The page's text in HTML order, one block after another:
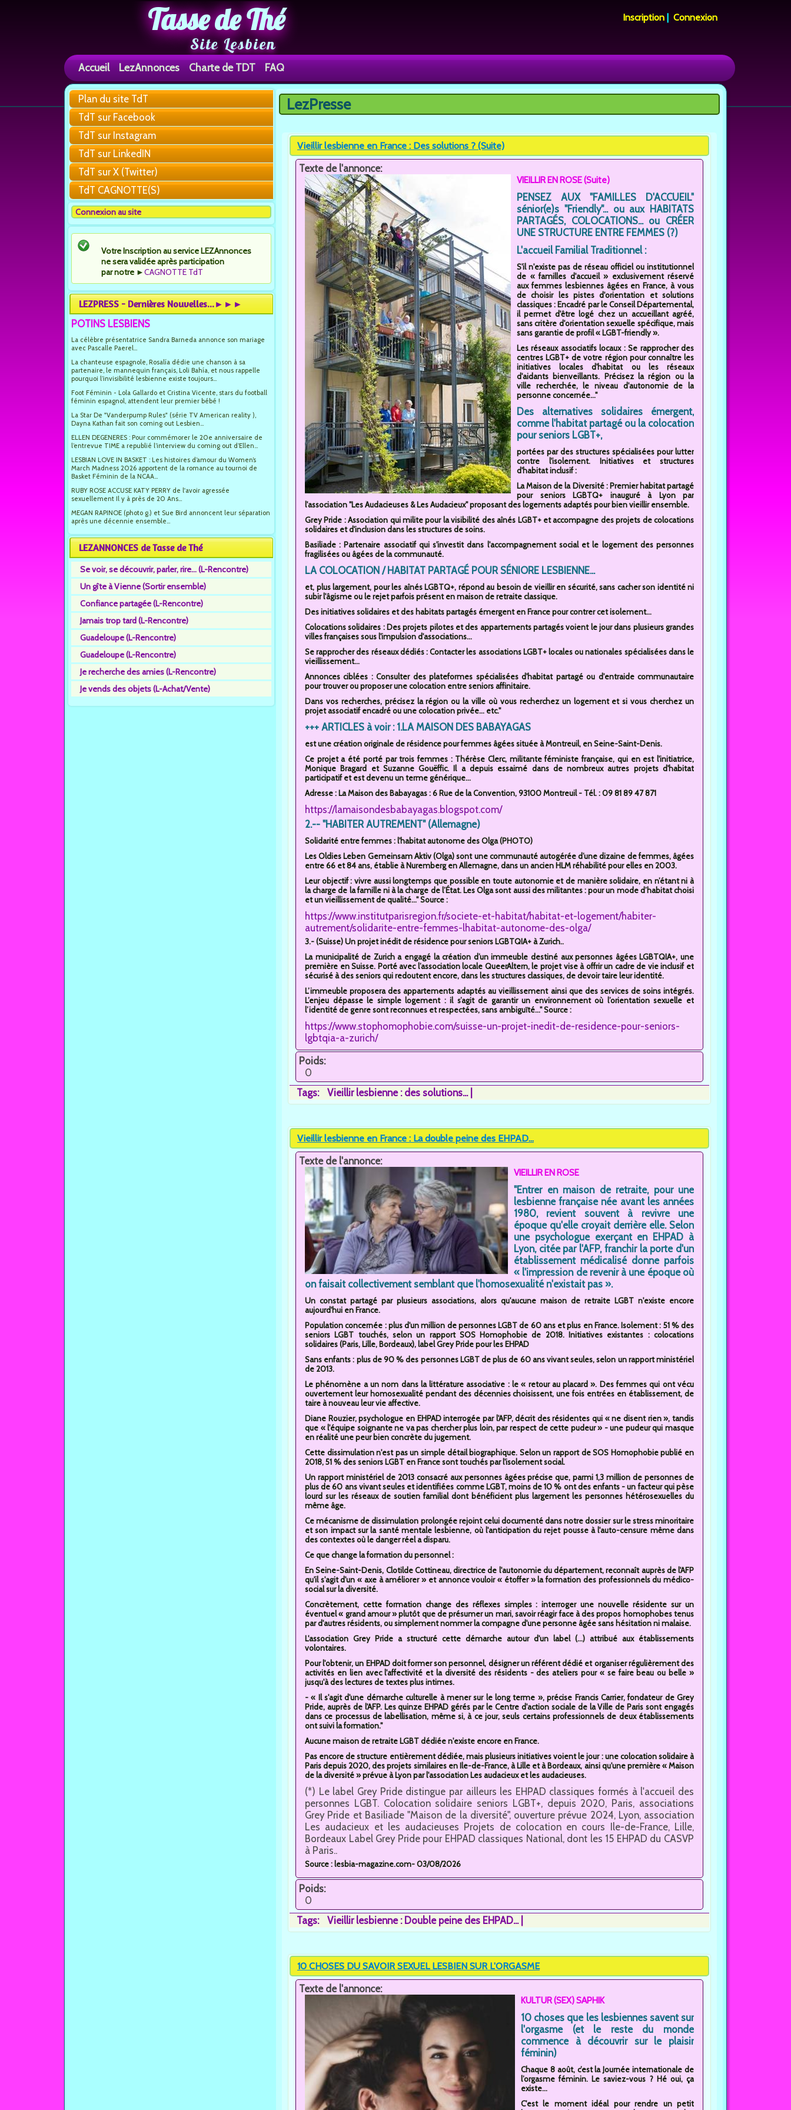
Tasse de Thé
Site Lesbien
Inscription |Connexion
Accueil LezAnnonces Charte de TDT FAQ
Plan du site TdT
TdT sur Facebook
TdT sur Instagram
TdT sur LinkedIN
TdT sur X (Twitter)
TdT CAGNOTTE(S)
Connexion au site
Votre Inscription au service LEZAnnonces
ne sera validée après participation
par notre ►CAGNOTTE TdT
LEZPRESS - Dernières Nouvelles...►►►
POTINS LESBIENS
La célèbre présentatrice Sandra Barneda annonce son mariage
avec Pascalle Paerel...
La chanteuse espagnole, Rosalía dédie une chanson à sa
partenaire, le mannequin français, Loli Bahía, et nous rappelle
pourquoi l’invisibilité lesbienne existe toujours...
Foot Féminin - Lola Gallardo et Cristina Vicente, stars du football
féminin espagnol, attendent leur premier bébé !
La Star De "Vanderpump Rules" (série TV American reality ),
Dayna Kathan fait son coming out Lesbien...
ELLEN DEGENERES : Pour commémorer le 20e anniversaire de
l’entrevue TIME a republié l’interview du coming out d’Ellen...
LESBIAN LOVE IN BASKET : Les histoires d’amour du Women’s
March Madness 2026 apportent de la romance au tournoi de
Basket Féminin de la NCAA...
RUBY ROSE ACCUSE KATY PERRY de l'avoir agressée
sexuellement Il y à près de 20 Ans...
MEGAN RAPINOE (photo g.) et Sue Bird annoncent leur séparation
après une décennie ensemble...
LEZANNONCES de Tasse de Thé
Se voir, se découvrir, parler, rire... (L-Rencontre)
Un gîte à Vienne (Sortir ensemble)
Confiance partagée (L-Rencontre)
Jamais trop tard (L-Rencontre)
Guadeloupe (L-Rencontre)
Guadeloupe (L-Rencontre)
Je recherche des amies (L-Rencontre)
Je vends des objets (L-Achat/Vente)
Vous êtes ici
LezPresse
Vieillir lesbienne en France : Des solutions ? (Suite)
Texte de l'annonce:
VIEILLIR EN ROSE (Suite)
PENSEZ AUX "FAMILLES D'ACCUEIL"
sénior(e)s "Friendly"... ou aux HABITATS
PARTAGÉS, COLOCATIONS... ou CRÉER
UNE STRUCTURE ENTRE FEMMES (?)
L'accueil Familial Traditionnel :
S'il n'existe pas de réseau officiel ou institutionnel
de « familles d'accueil » exclusivement réservé
aux femmes lesbiennes âgées en France, à vous
de choisir les pistes d'orientation et solutions
classiques : Encadré par le Conseil Départemental,
il permet d'être logé chez un accueillant agréé,
sans critère d'orientation sexuelle spécifique, mais
sans garantie de profil « LGBT-friendly ».
Les réseaux associatifs locaux : Se rapprocher des
centres LGBT+ de votre région pour connaître les
initiatives locales d'habitat ou les réseaux
d'aidants bienveillants. Précisez la région ou la
ville recherchée, le niveau d'autonomie de la
personne concernée..."
Des alternatives solidaires émergent,
comme l'habitat partagé ou la colocation
pour seniors LGBT+,
portées par des structures spécialisées pour lutter
contre l'isolement. Initiatives et structures
d'habitat inclusif :
La Maison de la Diversité : Premier habitat partagé
pour seniors LGBTQ+ inauguré à Lyon par
l'association "Les Audacieuses & Les Audacieux" proposant des logements adaptés pour bien vieillir ensemble.
Grey Pride : Association qui milite pour la visibilité des aînés LGBT+ et accompagne des projets de colocations
solidaires et d'inclusion dans les structures de soins.
Basiliade : Partenaire associatif qui s'investit dans l'accompagnement social et le logement des personnes
fragilisées ou âgées de la communauté.
LA COLOCATION / HABITAT PARTAGÉ POUR SÉNIORE LESBIENNE...
et, plus largement, pour les aînés LGBTQ+, répond au besoin de vieillir en sécurité, sans cacher son identité ni
subir l'âgisme ou le rejet parfois présent en maison de retraite classique.
Des initiatives solidaires et des habitats partagés émergent en France pour contrer cet isolement...
Colocations solidaires : Des projets pilotes et des appartements partagés voient le jour dans plusieurs grandes
villes françaises sous l'impulsion d'associations...
Se rapprocher des réseaux dédiés : Contacter les associations LGBT+ locales ou nationales spécialisées dans le
vieillissement...
Annonces ciblées : Consulter des plateformes spécialisées d'habitat partagé ou d'entraide communautaire
pour trouver ou proposer une colocation entre seniors affinitaire.
Dans vos recherches, précisez la région ou la ville où vous recherchez un logement et si vous cherchez un
projet associatif encadré ou une colocation privée... etc."
+++ ARTICLES à voir : 1.LA MAISON DES BABAYAGAS
est une création originale de résidence pour femmes âgées située à Montreuil, en Seine-Saint-Denis.
Ce projet a été porté par trois femmes : Thérèse Clerc, militante féministe française, qui en est l'initiatrice,
Monique Bragard et Suzanne Gouëffic. Il a depuis essaimé dans de nombreux autres projets d'habitat
participatif et est devenu un terme générique...
Adresse : La Maison des Babayagas : 6 Rue de la Convention, 93100 Montreuil - Tél. : 09 81 89 47 871
https://lamaisondesbabayagas.blogspot.com/
2.-- "HABITER AUTREMENT" (Allemagne)
Solidarité entre femmes : l'habitat autonome des Olga (PHOTO)
Les Oldies Leben Gemeinsam Aktiv (Olga) sont une communauté autogérée d’une dizaine de femmes, âgées
entre 66 et 84 ans, établie à Nuremberg en Allemagne, dans un ancien HLM réhabilité pour elles en 2003.
Leur objectif : vivre aussi longtemps que possible en toute autonomie et de manière solidaire, en n’étant ni à
la charge de la famille ni à la charge de l’État. Les Olga sont aussi des militantes : pour un mode d’habitat choisi
et un vieillissement de qualité..." Source :
https://www.institutparisregion.fr/societe-et-habitat/habitat-et-logement/habiter-
autrement/solidarite-entre-femmes-lhabitat-autonome-des-olga/
3.- (Suisse) Un projet inédit de résidence pour seniors LGBTQIA+ à Zurich..
La municipalité de Zurich a engagé la création d’un immeuble destiné aux personnes âgées LGBTQIA+, une
première en Suisse. Porté avec l’association locale QueerAltern, le projet vise à offrir un cadre de vie inclusif et
sécurisé à des seniors qui redoutent encore, dans les structures classiques, de devoir taire leur identité.
L’immeuble proposera des appartements adaptés au vieillissement ainsi que des services de soins intégrés.
L’enjeu dépasse le simple logement : il s’agit de garantir un environnement où l’orientation sexuelle et
l’identité de genre sont reconnues et respectées, sans ambiguïté..." Source :
https://www.stophomophobie.com/suisse-un-projet-inedit-de-residence-pour-seniors-
lgbtqia-a-zurich/
Poids:
0
Tags:
Vieillir lesbienne : des solutions...
Vieillir lesbienne en France : La double peine des EHPAD...
Texte de l'annonce:
VIEILLIR EN ROSE
"Entrer en maison de retraite, pour une
lesbienne française née avant les années
1980, revient souvent à revivre une
époque qu'elle croyait derrière elle. Selon
une psychologue exerçant en EHPAD à
Lyon, citée par l'AFP, franchir la porte d'un
établissement médicalisé donne parfois
« l'impression de revenir à une époque où
on faisait collectivement semblant que l'homosexualité n'existait pas ».
Un constat partagé par plusieurs associations, alors qu'aucune maison de retraite LGBT n'existe encore
aujourd'hui en France.
Population concernée : plus d'un million de personnes LGBT de 60 ans et plus en France. Isolement : 51 % des
seniors LGBT touchés, selon un rapport SOS Homophobie de 2018. Initiatives existantes : colocations
solidaires (Paris, Lille, Bordeaux), label Grey Pride pour les EHPAD
Sans enfants : plus de 90 % des personnes LGBT de plus de 60 ans vivant seules, selon un rapport ministériel
de 2013.
Le phénomène a un nom dans la littérature associative : le « retour au placard ». Des femmes qui ont vécu
ouvertement leur homosexualité pendant des décennies choisissent, une fois entrées en établissement, de
taire à nouveau leur vie affective.
Diane Rouzier, psychologue en EHPAD interrogée par l'AFP, décrit des résidentes qui « ne disent rien », tandis
que « l'équipe soignante ne va pas chercher plus loin, par respect de cette pudeur » - une pudeur qui masque
en réalité une peur bien concrète du jugement.
Cette dissimulation n'est pas un simple détail biographique. Selon un rapport de SOS Homophobie publié en
2018, 51 % des seniors LGBT en France sont touchés par l'isolement social.
Un rapport ministériel de 2013 consacré aux personnes âgées précise que, parmi 1,3 million de personnes de
plus de 60 ans vivant seules et identifiées comme LGBT, moins de 10 % ont des enfants - un facteur qui pèse
lourd sur les réseaux de soutien familial dont bénéficient plus largement les personnes hétérosexuelles du
même âge.
Ce mécanisme de dissimulation prolongée rejoint celui documenté dans notre dossier sur le stress minoritaire
et son impact sur la santé mentale lesbienne, où l'anticipation du rejet pousse à l'auto-censure même dans
des contextes où le danger réel a disparu.
Ce que change la formation du personnel :
En Seine-Saint-Denis, Clotilde Cottineau, directrice de l'autonomie du département, reconnaît auprès de l'AFP
qu'il s'agit d'un « axe à améliorer » et annonce vouloir « étoffer » la formation des professionnels du médico-
social sur la diversité.
Concrètement, cette formation change des réflexes simples : interroger une nouvelle résidente sur un
éventuel « grand amour » plutôt que de présumer un mari, savoir réagir face à des propos homophobes tenus
par d'autres résidents, ou simplement nommer la compagne d'une personne âgée sans hésitation ni malaise.
L'association Grey Pride a structuré cette démarche autour d'un label (...) attribué aux établissements
volontaires.
Pour l'obtenir, un EHPAD doit former son personnel, désigner un référent dédié et organiser régulièrement des
activités en lien avec l'affectivité et la diversité des résidents - des ateliers pour « se faire beau ou belle »
jusqu'à des lectures de textes plus intimes.
- « Il s'agit d'une démarche culturelle à mener sur le long terme », précise Francis Carrier, fondateur de Grey
Pride, auprès de l'AFP. Les quinze EHPAD gérés par le Centre d'action sociale de la Ville de Paris sont engagés
dans ce processus de labellisation, même si, à ce jour, seuls certains professionnels de deux établissements
ont suivi la formation."
Aucune maison de retraite LGBT dédiée n'existe encore en France.
Pas encore de structure entièrement dédiée, mais plusieurs initiatives voient le jour : une colocation solidaire à
Paris depuis 2020, des projets similaires en Ile-de-France, à Lille et à Bordeaux, ainsi qu'une première « Maison
de la diversité » prévue à Lyon par l'association Les audacieux et les audacieuses.
(*) Le label Grey Pride distingue par ailleurs les EHPAD classiques formés à l'accueil des
personnes LGBT. Colocation solidaire seniors LGBT+, depuis 2020, Paris, associations
Grey Pride et Basiliade "Maison de la diversité", ouverture prévue 2024, Lyon, association
Les audacieux et les audacieuses Projets de colocation en cours Ile-de-France, Lille,
Bordeaux Label Grey Pride pour EHPAD classiques National, dont les 15 EHPAD du CASVP
à Paris..
Source : lesbia-magazine.com- 03/08/2026
Poids:
0
Tags:
Vieillir lesbienne : Double peine des EHPAD...
10 CHOSES DU SAVOIR SEXUEL LESBIEN SUR L'ORGASME
Texte de l'annonce:
KULTUR (SEX) SAPHIK
10 choses que les lesbiennes savent sur
l'orgasme (et le reste du monde
commence à découvrir sur le plaisir
féminin)
Chaque 8 août, c’est la Journée internationale de
l’orgasme féminin. Le saviez-vous ? Hé oui, ça
existe...
C'est le moment idéal pour rendre un petit